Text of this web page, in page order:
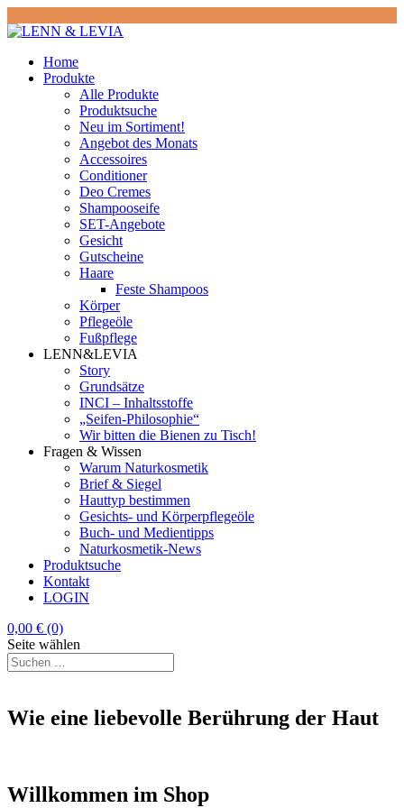
Home
Produkte
Alle Produkte
Produktsuche
Neu im Sortiment!
Angebot des Monats
Accessoires
Conditioner
Deo Cremes
Shampooseife
SET-Angebote
Gesicht
Gutscheine
Haare
Feste Shampoos
Körper
Pflegeöle
Fußpflege
LENN&LEVIA
Story
Grundsätze
INCI – Inhaltsstoffe
„Seifen-Philosophie“
Wir bitten die Bienen zu Tisch!
Fragen & Wissen
Warum Naturkosmetik
Brief & Siegel
Hauttyp bestimmen
Gesichts- und Körperpflegeöle
Buch- und Medientipps
Naturkosmetik-News
Produktsuche
Kontakt
LOGIN
0,00 € (0)
Seite wählen
Wie eine liebevolle Berührung der Haut
Willkommen im Shop